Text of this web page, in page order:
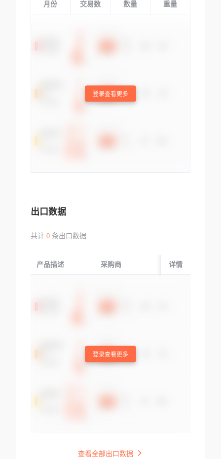
月份 交易数 数量 重量
登录查看更多
出口数据
共计 0条出口数据
产品描述 采购商 起运国/地区
详情
登录查看更多
查看全部出口数据